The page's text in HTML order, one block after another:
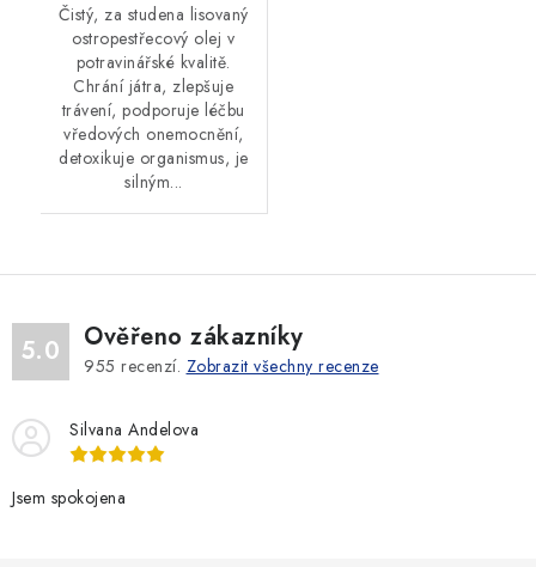
Čistý, za studena lisovaný
ostropestřecový olej v
potravinářské kvalitě.
Chrání játra, zlepšuje
trávení, podporuje léčbu
vředových onemocnění,
detoxikuje organismus, je
silným...
5.0 Ověřeno zákazníky
955 recenzí. Zobrazit všechny recenze
Silvana Andelova
Jsem spokojena